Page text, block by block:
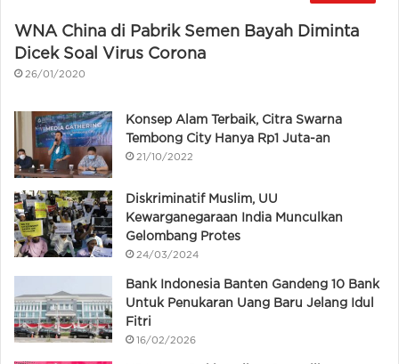
WNA China di Pabrik Semen Bayah Diminta
Dicek Soal Virus Corona
26/01/2020
Konsep Alam Terbaik, Citra Swarna
Tembong City Hanya Rp1 Juta-an
21/10/2022
Diskriminatif Muslim, UU
Kewarganegaraan India Munculkan
Gelombang Protes
24/03/2024
Bank Indonesia Banten Gandeng 10 Bank
Untuk Penukaran Uang Baru Jelang Idul
Fitri
16/02/2026